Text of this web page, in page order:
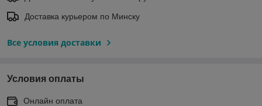
Доставка курьером по Минску
Все условия доставки
Условия оплаты
Онлайн оплата